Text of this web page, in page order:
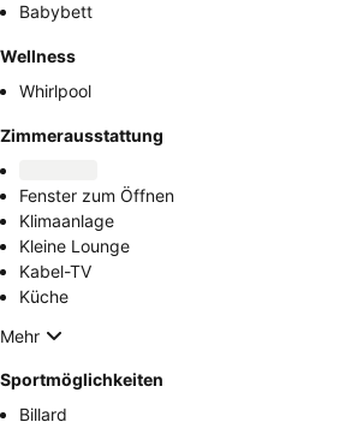
Babybett
Wellness
Whirlpool
Zimmerausstattung
Fenster zum Öffnen
Klimaanlage
Kleine Lounge
Kabel-TV
Küche
Mehr
Sportmöglichkeiten
Billard